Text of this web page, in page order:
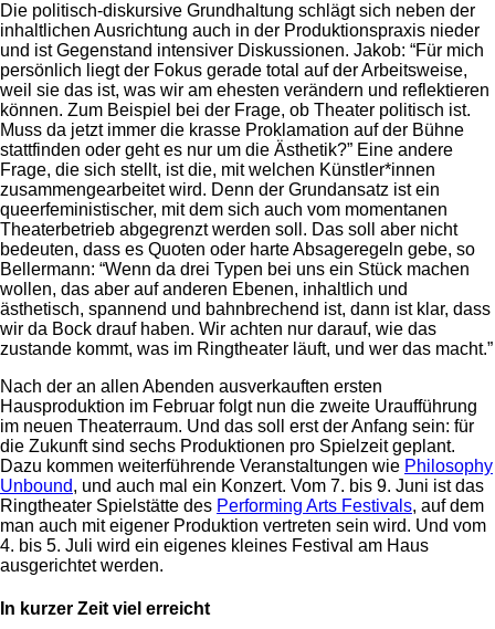
Die politisch-diskursive Grundhaltung schlägt sich neben der
inhaltlichen Ausrichtung auch in der Produktionspraxis nieder
und ist Gegenstand intensiver Diskussionen. Jakob: “Für mich
persönlich liegt der Fokus gerade total auf der Arbeitsweise,
weil sie das ist, was wir am ehesten verändern und reflektieren
können. Zum Beispiel bei der Frage, ob Theater politisch ist.
Muss da jetzt immer die krasse Proklamation auf der Bühne
stattfinden oder geht es nur um die Ästhetik?” Eine andere
Frage, die sich stellt, ist die, mit welchen Künstler*innen
zusammengearbeitet wird. Denn der Grundansatz ist ein
queerfeministischer, mit dem sich auch vom momentanen
Theaterbetrieb abgegrenzt werden soll. Das soll aber nicht
bedeuten, dass es Quoten oder harte Absageregeln gebe, so
Bellermann: “Wenn da drei Typen bei uns ein Stück machen
wollen, das aber auf anderen Ebenen, inhaltlich und
ästhetisch, spannend und bahnbrechend ist, dann ist klar, dass
wir da Bock drauf haben. Wir achten nur darauf, wie das
zustande kommt, was im Ringtheater läuft, und wer das macht.”
Nach der an allen Abenden ausverkauften ersten
Hausproduktion im Februar folgt nun die zweite Uraufführung
im neuen Theaterraum. Und das soll erst der Anfang sein: für
die Zukunft sind sechs Produktionen pro Spielzeit geplant.
Dazu kommen weiterführende Veranstaltungen wie Philosophy
Unbound, und auch mal ein Konzert. Vom 7. bis 9. Juni ist das
Ringtheater Spielstätte des Performing Arts Festivals, auf dem
man auch mit eigener Produktion vertreten sein wird. Und vom
4. bis 5. Juli wird ein eigenes kleines Festival am Haus
ausgerichtet werden.
In kurzer Zeit viel erreicht